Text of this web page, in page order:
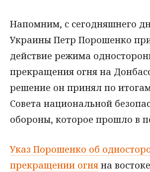
Напомним, с сегодняшнего
Украины Петр Порошенко
действие режима
прекращения огня на
решение он принял по
Совета национальной
обороны, которое прошло в
Указ Порошенко об
прекращении огня на